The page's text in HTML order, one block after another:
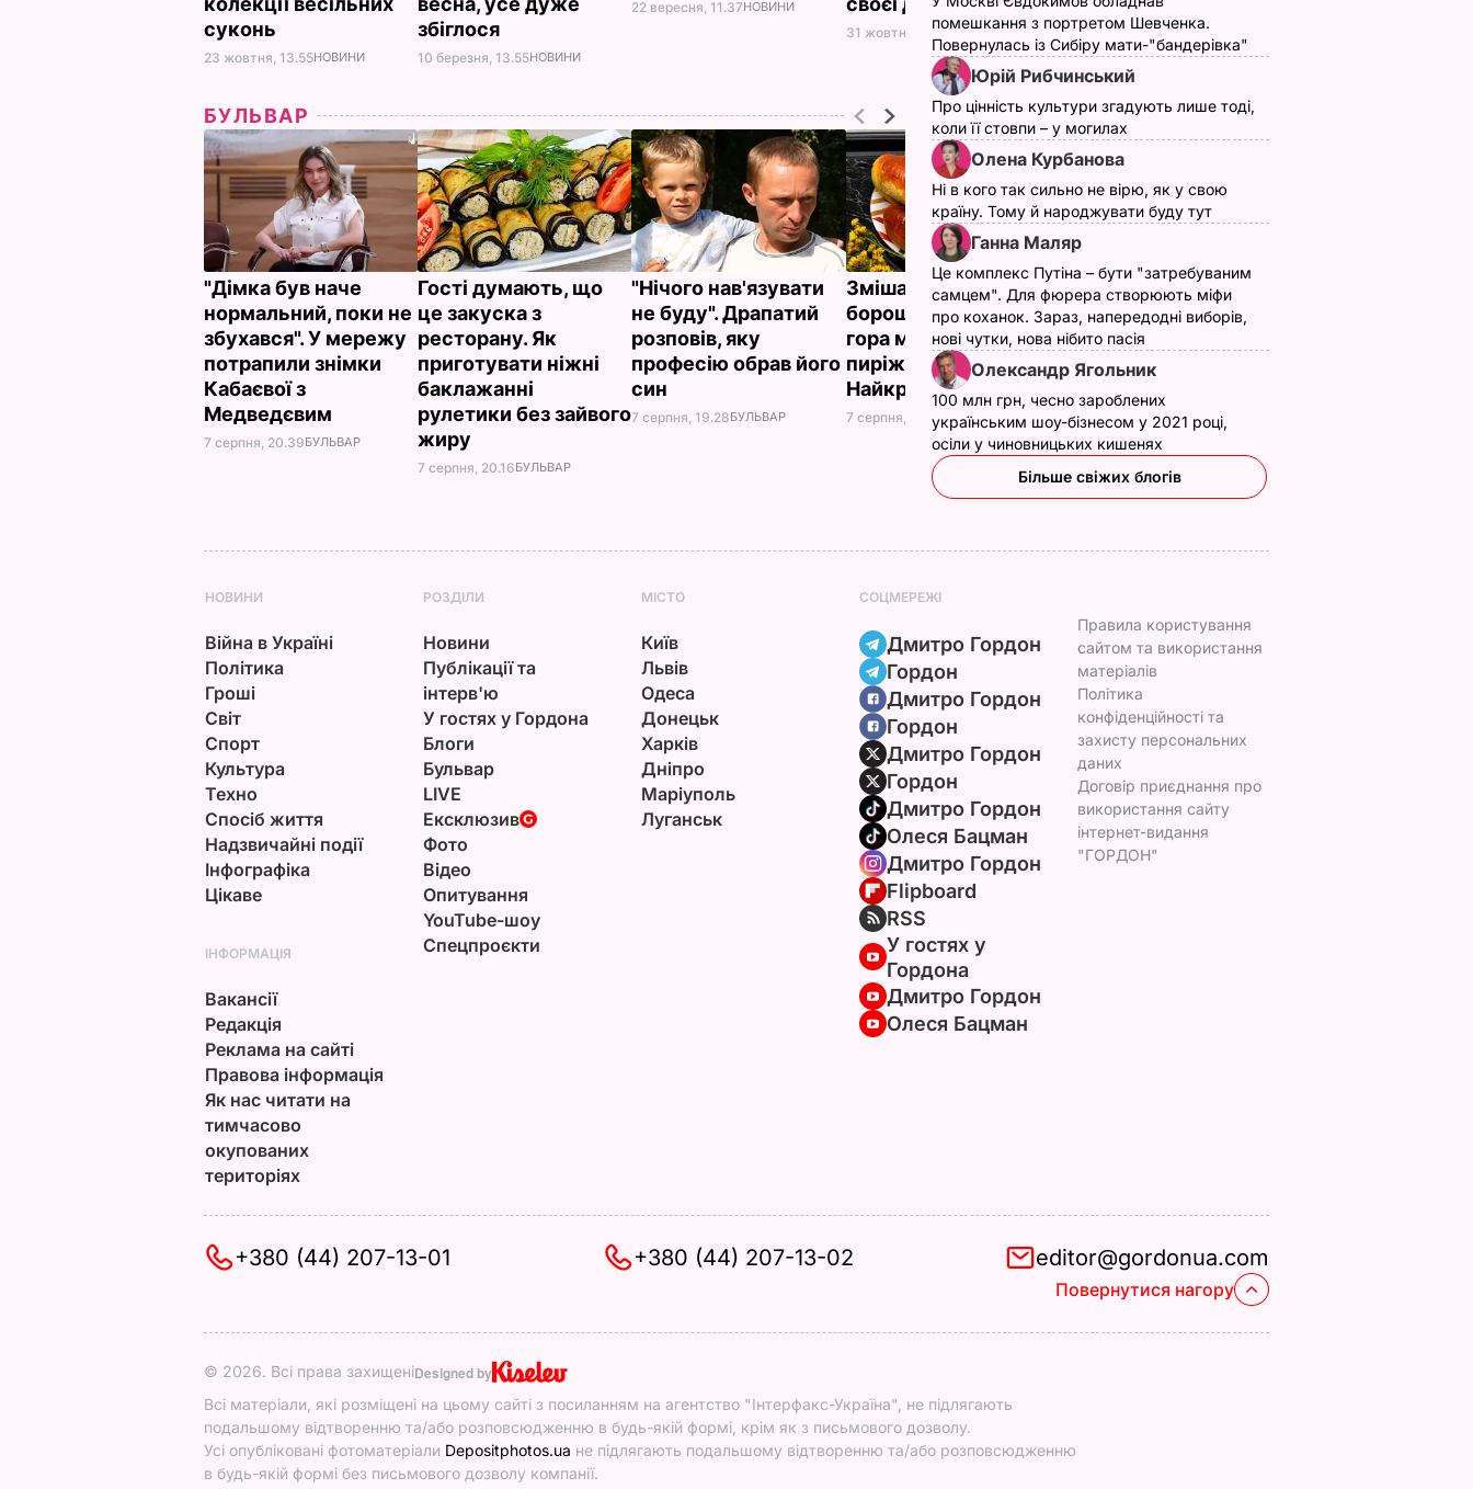
суконь
23 жовтня, 13.55НОВИНИ
збіглося
10 березня, 13.55НОВИНИ
22 вересня, 11.37НОВИНИ
31 жовтня, 13.13НОВИНИ 12 вересня, 14.43НОВИНИ
БУЛЬВАР
"Дімка був наче
нормальний, поки не
збухався". У мережу
потрапили знімки
Кабаєвої з
Медведєвим
7 серпня, 20.39БУЛЬВАР
Гості думають, що
це закуска з
ресторану. Як
приготувати ніжні
баклажанні
рулетики без зайвого
жиру
7 серпня, 20.16БУЛЬВАР
"Нічого нав'язувати
не буду". Драпатий
розповів, яку
професію обрав його
син
7 серпня, 19.28БУЛЬВАР
Змішайте це з
борошном – і ціла
гора м'яких, наче пух,
пиріжків готова.
Найкращий рецепт
7 серпня, 18.03БУЛЬВАР
Три важливі кроки – і
ваш салат із буряку
буде неймовірним
7 серпня, 17.29БУЛЬВАР
помешкання з портретом Шевченка.
Повернулась із Сибіру мати-"бандерівка"
Юрій Рибчинський
Про цінність культури згадують лише тоді,
коли її стовпи – у могилах
Олена Курбанова
Ні в кого так сильно не вірю, як у свою
країну. Тому й народжувати буду тут
Ганна Маляр
Це комплекс Путіна – бути "затребуваним
самцем". Для фюрера створюють міфи
про коханок. Зараз, напередодні виборів,
нові чутки, нова нібито пасія
Олександр Ягольник
100 млн грн, чесно зароблених
українським шоу-бізнесом у 2021 році,
осіли у чиновницьких кишенях
Більше свіжих блогів
НОВИНИ
Війна в Україні
Політика
Гроші
Світ
Спорт
Культура
Техно
Спосіб життя
Надзвичайні події
Інфографіка
Цікаве
РОЗДІЛИ
Новини
Публікації та
інтерв'ю
У гостях у Гордона
Блоги
Бульвар
LIVE
Ексклюзив
Фото
Відео
Опитування
YouTube-шоу
Спецпроєкти
МІСТО
Київ
Львів
Одеса
Донецьк
Харків
Дніпро
Маріуполь
Луганськ
СОЦМЕРЕЖІ
Дмитро Гордон
Гордон
Дмитро Гордон
Гордон
Дмитро Гордон
Гордон
Дмитро Гордон
Олеся Бацман
Дмитро Гордон
Flipboard
RSS
У гостях у
Гордона
Дмитро Гордон
Олеся Бацман
ІНФОРМАЦІЯ
Вакансії
Редакція
Реклама на сайті
Правова інформація
Як нас читати на
тимчасово
окупованих
територіях
Правила користування
сайтом та використання
матеріалів
Політика
конфіденційності та
захисту персональних
даних
Договір приєднання про
використання сайту
інтернет-видання
"ГОРДОН"
+380 (44) 207-13-01 +380 (44) 207-13-02 editor@gordonua.com
Повернутися нагору
© 2026. Всі права захищеніDesigned by
Всі матеріали, які розміщені на цьому сайті з посиланням на агентство "Інтерфакс-Україна", не підлягають
подальшому відтворенню та/або розповсюдженню в будь-якій формі, крім як з письмового дозволу.
Усі опубліковані фотоматеріали Depositphotos.ua не підлягають подальшому відтворенню та/або розповсюдженню
в будь-якій формі без письмового дозволу компанії.